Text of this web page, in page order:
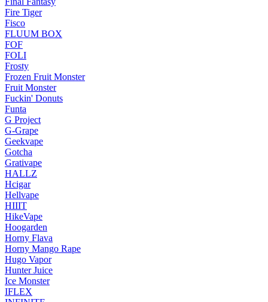
Fire Tiger
Fisco
FLUUM BOX
FOF
FOLI
Frosty
Frozen Fruit Monster
Fruit Monster
Fuckin' Donuts
Funta
G Project
G-Grape
Geekvape
Gotcha
Grativape
HALLZ
Hcigar
Hellvape
HIIIT
HikeVape
Hoogarden
Horny Flava
Horny Mango Rape
Hugo Vapor
Hunter Juice
Ice Monster
IFLEX